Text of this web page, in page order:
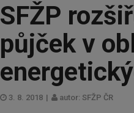
SFŽP
půjček v
3. 8. 2018 | autor: SFŽP ČR